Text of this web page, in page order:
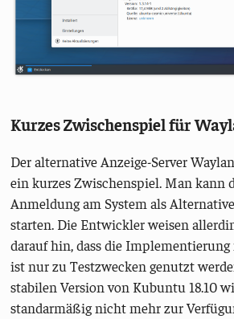
Kurzes Zwischenspiel für
Der alternative Anzeige-Server
ein kurzes Zwischenspiel. Man kann
Anmeldung am System als
starten. Die Entwickler weisen
darauf hin, dass die
ist nur zu Testzwecken genutzt
stabilen Version von Kubuntu 18.10
standarmäßig nicht mehr zur